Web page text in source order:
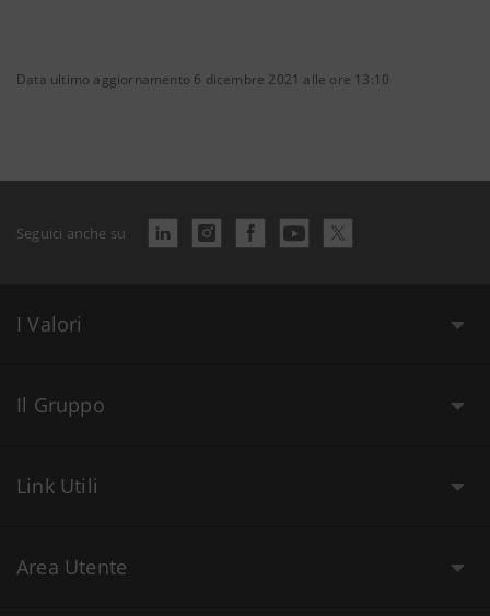
Data ultimo aggiornamento 6 dicembre 2021 alle ore 13:10
Seguici anche su
I Valori
Il Gruppo
Link Utili
Area Utente